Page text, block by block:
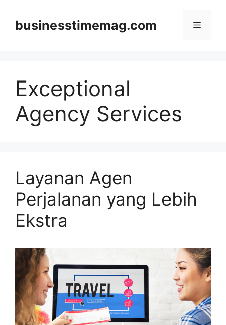
contentbusinesstimemag.com Menu
Exceptional
Agency Services
Layanan Agen
Perjalanan yang Lebih
Ekstra